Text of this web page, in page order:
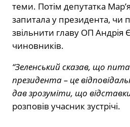
теми. Потім депутатка
запитала у президента, чи
звільнити главу ОП Андрія
чиновників.
“Зеленський сказав, що
президента – це
дав зрозуміти, що
розповів учасник зустрічі.